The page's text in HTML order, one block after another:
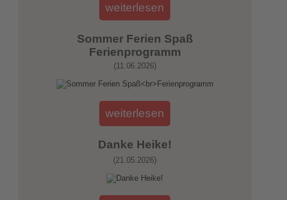
weiterlesen
Sommer Ferien Spaß
Ferienprogramm
(11.06.2026)
weiterlesen
Danke Heike!
(21.05.2026)